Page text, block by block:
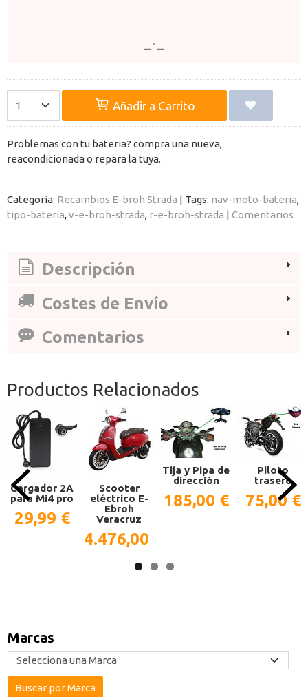
Marcas
Añadir a Carrito
Problemas con tu bateria? compra una nueva,
reacondicionada o repara la tuya.
Categoría: Recambios E-broh Strada | Tags: nav-moto-bateria
tipo-bateria v-e-broh-strada r-e-broh-strada | Comentarios
Descripción
Costes de Envío
Comentarios
Productos Relacionados
Cargador 2A
para Mi4 pro
29,99 €
Scooter
eléctrico E-
Ebroh
Veracruz
4.476,00 €
Tija y Pipa de
dirección
185,00 €
Piloto
trasero
75,00 €